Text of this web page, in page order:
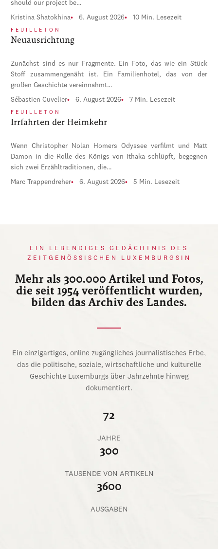
should our project be…
Kristina Shatokhina 6. August 2026 10 Min. Lesezeit
FEUILLETON
Neuausrichtung
Zunächst sind es nur Fragmente. Ein Foto, das wie ein Stück
Stoff zusammengenäht ist. Ein Familienhotel, das von der
großen Geschichte vereinnahmt…
Sébastien Cuvelier 6. August 2026 7 Min. Lesezeit
FEUILLETON
Irrfahrten der Heimkehr
Wenn Christopher Nolan Homers Odyssee verfilmt und Matt
Damon in die Rolle des Königs von Ithaka schlüpft, begegnen
sich zwei Erzähltraditionen, die…
Marc Trappendreher 6. August 2026 5 Min. Lesezeit
EIN LEBENDIGES GEDÄCHTNIS DES
ZEITGENÖSSISCHEN LUXEMBURGSIN
Mehr als 300.000 Artikel und Fotos,
die seit 1954 veröffentlicht wurden,
bilden das Archiv des Landes.
Ein einzigartiges, online zugängliches journalistisches Erbe,
das die politische, soziale, wirtschaftliche und kulturelle
Geschichte Luxemburgs über Jahrzehnte hinweg
dokumentiert.
72
JAHRE
300
TAUSENDE VON ARTIKELN
3600
AUSGABEN